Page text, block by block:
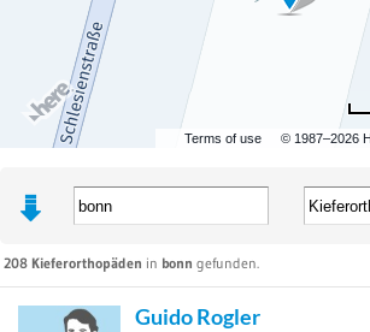
Datenschutz
Terms of use © 1987–2026
VERSICHERUNGSART
gesetzlich
208 Kieferorthopäden in bonn gefunden.
Guido Rogler